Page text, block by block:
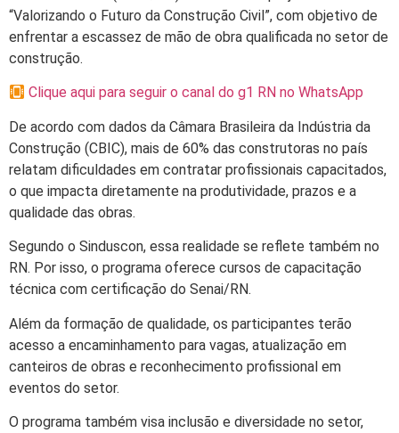
“Valorizando o Futuro da Construção Civil”, com objetivo de
enfrentar a escassez de mão de obra qualificada no setor de
construção.
Clique aqui para seguir o canal do g1 RN no WhatsApp
De acordo com dados da Câmara Brasileira da Indústria da
Construção (CBIC), mais de 60% das construtoras no país
relatam dificuldades em contratar profissionais capacitados,
o que impacta diretamente na produtividade, prazos e a
qualidade das obras.
Segundo o Sinduscon, essa realidade se reflete também no
RN. Por isso, o programa oferece cursos de capacitação
técnica com certificação do Senai/RN.
Além da formação de qualidade, os participantes terão
acesso a encaminhamento para vagas, atualização em
canteiros de obras e reconhecimento profissional em
eventos do setor.
O programa também visa inclusão e diversidade no setor,